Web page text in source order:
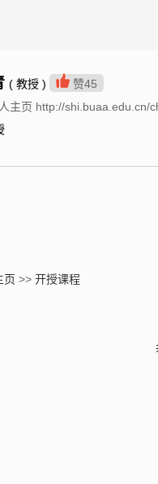
( 教授 ) 赞45
主页 http://shi.buaa.edu.cn/
页 >> 开授课程